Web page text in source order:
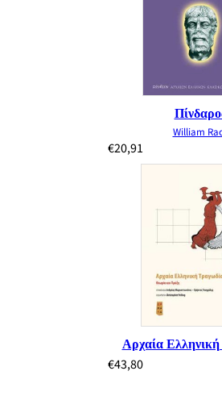
William
€20,91
Αρχαία
€43,80